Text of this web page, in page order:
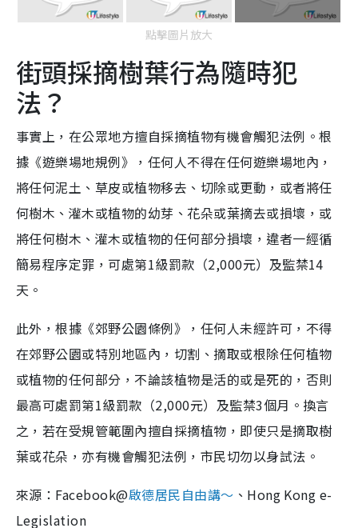
點擊圖片放大
街頭採摘樹葉行為隨時犯
法？
事實上，在公眾地方擅自採摘植物有機會觸犯法例。根
據《遊樂場地規例》，任何人不得在任何遊樂場地內，
將任何泥土、草皮或植物移去、切除或更動，或者將任
何樹木、灌木或植物的幼芽、花朵或葉摘去或損壞，或
將任何樹木、灌木或植物的任何部分損壞，違者一經循
簡易程序定罪，可處第1級罰款（2,000元）及監禁14
天。
此外，根據《郊野公園條例》，任何人未經許可，不得
在郊野公園或特別地區內，切割、摘取或根除任何植物
或植物的任何部分，不論該植物是活的或是死的，否則
最高可處罰第1級罰款（2,000元）及監禁3個月。換言
之，若在受規管範圍內擅自採摘植物，即使只是摘取樹
葉或花朵，亦有機會觸犯法例，市民切勿以身試法。
來源：Facebook@啟德居民自由講～ 、Hong Kong e-
Legislation